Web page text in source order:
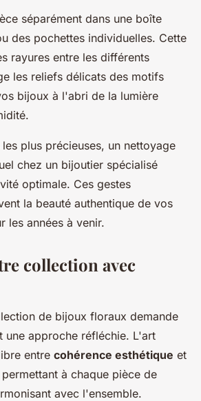
séparément dans une boîte
des pochettes individuelles. Cette
rayures entre les différents
les reliefs délicats des motifs
bijoux à l'abri de la lumière
plus précieuses, un nettoyage
chez un bijoutier spécialisé
optimale. Ces gestes
la beauté authentique de vos
les années à venir.
collection avec
de bijoux floraux demande
approche réfléchie. L'art
entre cohérence esthétique et
à chaque pièce de
avec l'ensemble.